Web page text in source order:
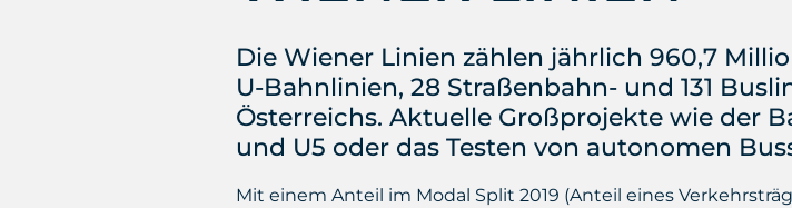
Die Wiener Linien zählen jährlich 960,7
U-Bahnlinien, 28 Straßenbahn- und 131
Österreichs. Aktuelle Großprojekte wie der
und U5 oder das Testen von autonomen
Mit einem Anteil im Modal Split 2019 (Anteil eines